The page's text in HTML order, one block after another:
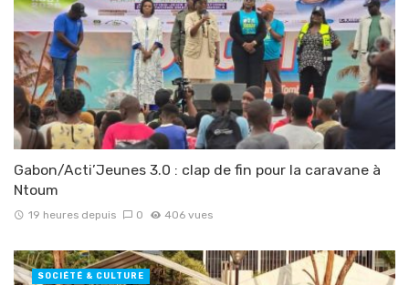
Gabon/Acti’Jeunes 3.0 : clap de fin pour la caravane à
Ntoum
19 heures depuis 0 406 vues
SOCIÉTÉ & CULTURE